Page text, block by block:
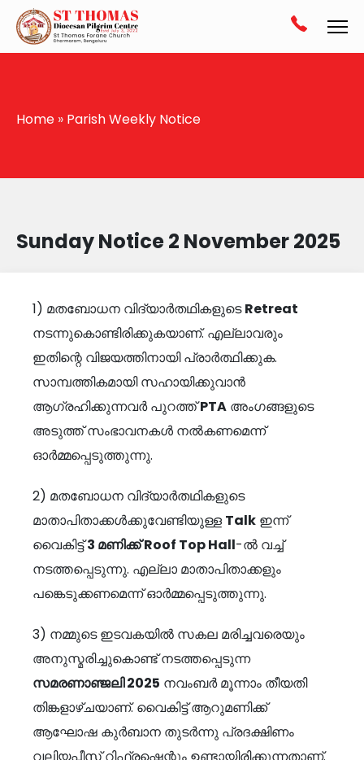
Home » Parish Weekly Notice
Sunday Notice 2 November 2025
1) മതബോധന വിദ്യാർതഥികളുടെRetreat
നടന്നുകൊണ്ടിരിക്കുകയാണ്. എല്ലാവരും
ഇതിന്റെ വിജയത്തിനായി പ്രാർത്ഥിക്കുക.
സാമ്പത്തികമായി സഹായിക്കുവാൻ
ആഗ്രഹിക്കുന്നവർ പുറത്ത്PTA അംഗങ്ങളുടെ
അടുത്ത് സംഭാവനകൾ നൽകണമെന്ന്
ഓർമ്മപ്പെടുത്തുന്നു.
2) മതബോധന വിദ്യാർതഥികളുടെ
മാതാപിതാക്കൾക്കുവേണ്ടിയുള്ള Talk ഇന്ന്
വൈകിട്ട്3 മണിക്ക്Roof Top Hall-ൽ വച്ച്
നടത്തപ്പെടുന്നു. എല്ലാ മാതാപിതാക്കളും
പങ്കെടുക്കണമെന്ന് ഓർമ്മപ്പെടുത്തുന്നു.
3) നമ്മുടെ ഇടവകയിൽ സകല മരിച്ചവരെയും
അനുസ്മരിച്ചുകൊണ്ട് നടത്തപ്പെടുന്ന
സമരണാഞ്ജലി2025 നവംബർ മൂന്നാം തീയതി
തിങ്കളാഴ്ചയാണ്. വൈകിട്ട് ആറുമണിക്ക്
ആഘോഷ കുർബാന തുടർന്നു പ്രദക്ഷിണം